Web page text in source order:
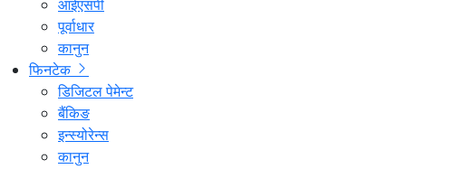
आईएसपी
पूर्वाधार
कानुन
फिनटेक
डिजिटल पेमेन्ट
बैंकिङ
इन्स्योरेन्स
कानुन